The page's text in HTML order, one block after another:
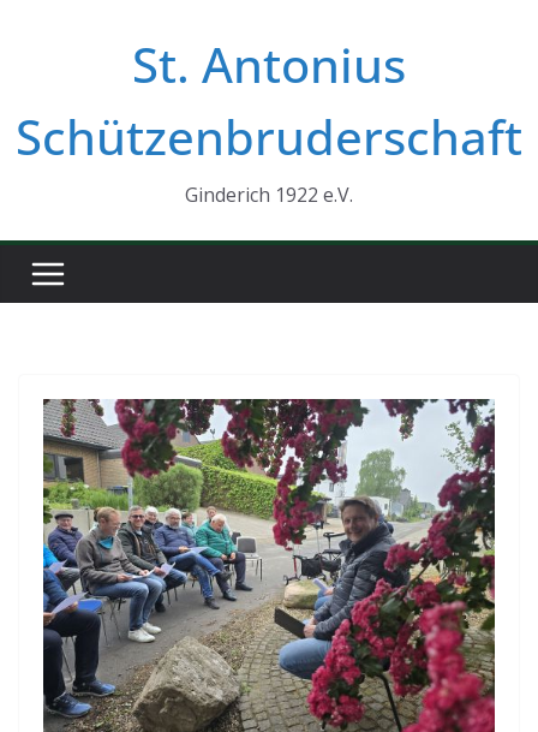
St. Antonius
Schützenbruderschaft
Ginderich 1922 e.V.